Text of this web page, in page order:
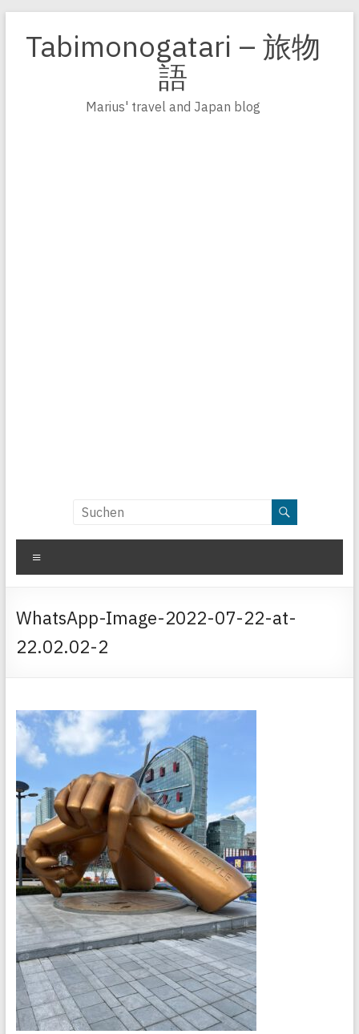
Inhalt
springen
Tabimonogatari – 旅物
語
Marius' travel and Japan blog
WhatsApp-Image-2022-07-22-at-
22.02.02-2